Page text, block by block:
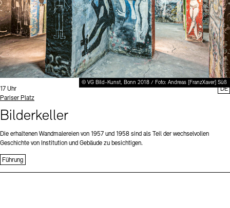
© VG Bild-Kunst, Bonn 2018 / Foto: Andreas [FranzXaver] Süß
Uhrzeit:
17 Uhr
Standort
Pariser Platz
Bilderkeller
Die erhaltenen Wandmalereien von 1957 und 1958 sind als Teil der wechselvollen
Geschichte von Institution und Gebäude zu besichtigen.
Führung
DE